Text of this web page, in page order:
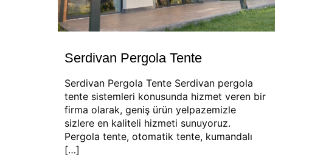
Serdivan Pergola Tente
Serdivan Pergola Tente Serdivan pergola
tente sistemleri konusunda hizmet veren bir
firma olarak, geniş ürün yelpazemizle
sizlere en kaliteli hizmeti sunuyoruz.
Pergola tente, otomatik tente, kumandalı
[…]